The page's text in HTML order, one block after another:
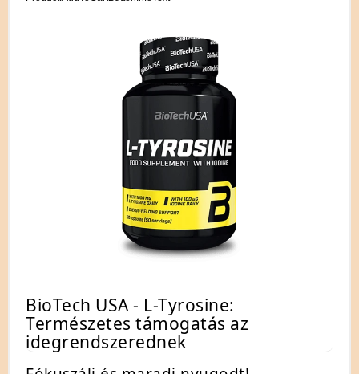
BioTech USA - L-Tyrosine:
Természetes támogatás az
idegrendszerednek